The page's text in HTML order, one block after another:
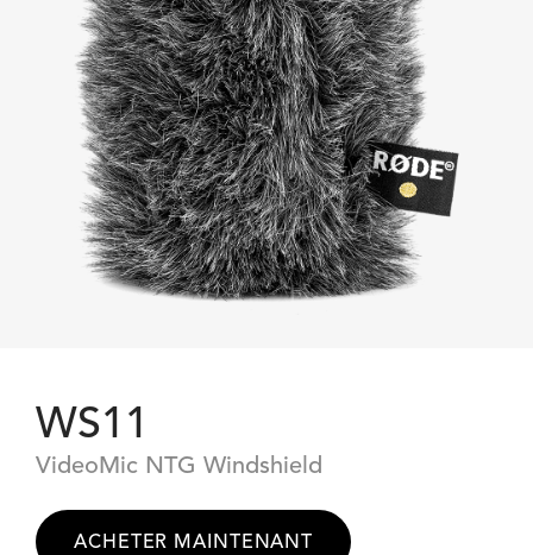
WS11
VideoMic NTG Windshield
ACHETER MAINTENANT